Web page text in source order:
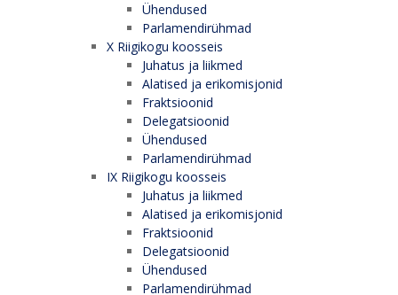
Ühendused
Parlamendirühmad
X Riigikogu koosseis
Juhatus ja liikmed
Alatised ja erikomisjonid
Fraktsioonid
Delegatsioonid
Ühendused
Parlamendirühmad
IX Riigikogu koosseis
Juhatus ja liikmed
Alatised ja erikomisjonid
Fraktsioonid
Delegatsioonid
Ühendused
Parlamendirühmad